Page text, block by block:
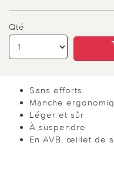
Qté
Sans efforts
Manche
Léger et sûr
À suspendre
En AVB, œillet de